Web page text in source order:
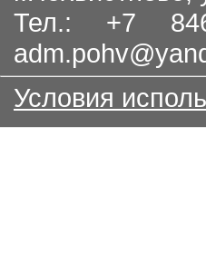
Тел.: +7
Условия